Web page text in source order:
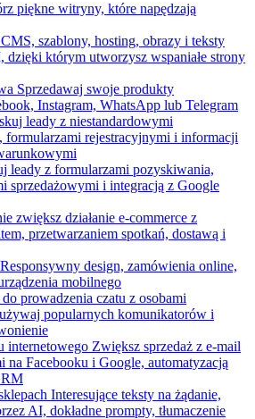
piękne witryny, które napędzają
szablony, hosting, obrazy i teksty
dzięki którym utworzysz wspaniałe strony
Sprzedawaj swoje produkty
Instagram, WhatsApp lub Telegram
leady z niestandardowymi
formularzami rejestracyjnymi i informacji
leady z formularzami pozyskiwania,
sprzedażowymi i integracją z Google
zwiększ działanie e-commerce z
przetwarzaniem spotkań, dostawą i
Responsywny design, zamówienia online,
mobilnego
prowadzenia czatu z osobami
popularnych komunikatorów i
internetowego Zwiększ sprzedaż z e-mail
na Facebooku i Google, automatyzacją
Interesujące teksty na żądanie,
AI, dokładne prompty, tłumaczenie